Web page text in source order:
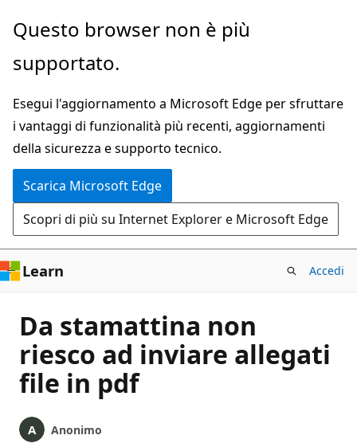
Ignora
passa
contenuto
principale
Questo browser non è più
supportato.
Esegui l'aggiornamento a Microsoft Edge per sfruttare
i vantaggi di funzionalità più recenti, aggiornamenti
della sicurezza e supporto tecnico.
Scarica Microsoft Edge
Scopri di più su Internet Explorer e Microsoft Edge
Learn Accedi
Da stamattina non
riesco ad inviare allegati
file in pdf
Anonimo